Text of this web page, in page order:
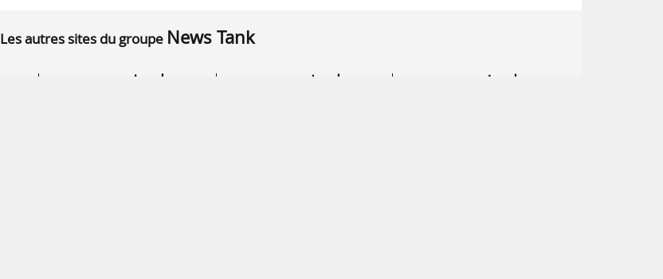
Les autres sites du groupe News Tank